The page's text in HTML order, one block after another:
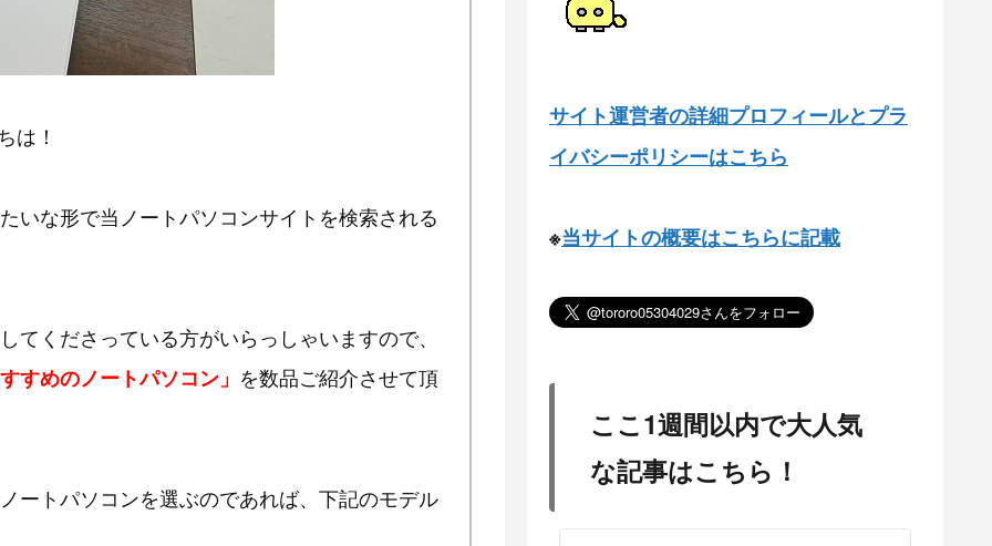
は！
いな形で当ノートパソコンサイトを検索される
くださっている方がいらっしゃいますので、
すめのノートパソコン」 を数品ご紹介させて頂
ートパソコンを選ぶのであれば、下記のモデル
サイト運営者の詳細プロフィールとプラ
イバシーポリシーはこちら
※当サイトの概要はこちらに記載
ここ1週間以内で大人気
な記事はこちら！